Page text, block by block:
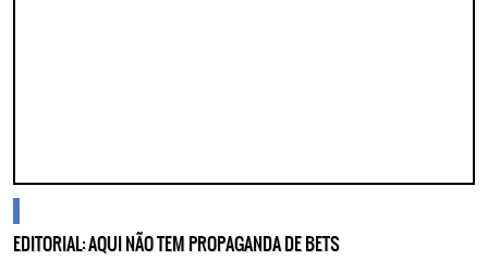
EDITORIAL: AQUI NÃO TEM PROPAGANDA DE BETS